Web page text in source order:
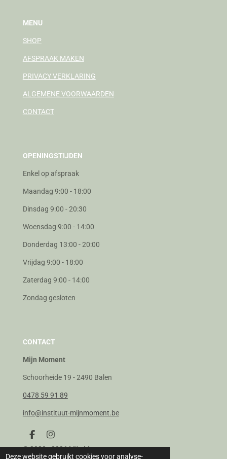
Deze website gebruikt cookies voor analyse-
MENU
SHOP
AFSPRAAK MAKEN
PRIVACY VERKLARING
ALGEMENE VOORWAARDEN
CONTACT
OPENINGSTIJDEN
Enkel op afspraak
Maandag 9:00 - 18:00
Dinsdag 9:00 - 20:30
Woensdag 9:00 - 14:00
Donderdag 13:00 - 20:00
Vrijdag 9:00 - 18:00
Zaterdag 9:00 - 14:00
Zondag gesloten
CONTACT
Mijn Moment
Schoorheide 19 - 2490 Balen
0478 59 91 89
info@instituut-mijnmoment.be
F
a
c
I
n
s
© 2020 - 2026 Mijn Moment